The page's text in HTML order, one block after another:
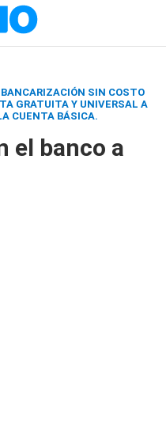
SIN COSTO
GRATUITA Y UNIVERSAL A
CUENTA BÁSICA.
el banco a